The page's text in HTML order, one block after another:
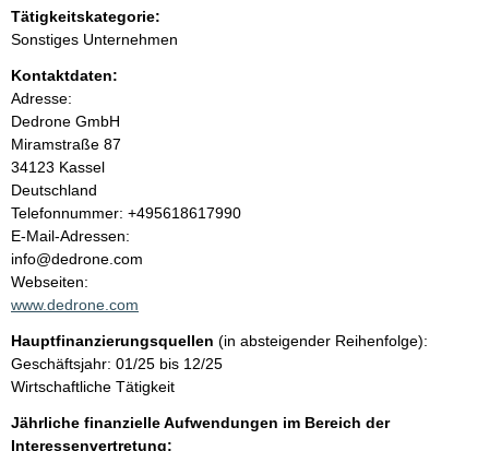
n
i
n
h
a
l
t
Tätigkeitskategorie:
Sonstiges Unternehmen
Kontaktdaten:
Adresse:
Dedrone GmbH
Miramstraße 87
34123 Kassel
Deutschland
K
o
n
t
a
t
i
n
f
o
Telefonnummer: +495618617990
E-Mail-Adressen:
info@dedrone.com
Webseiten:
www.dedrone.com
Hauptfinanzierungsquellen (in absteigender Reihenfolge):
Geschäftsjahr: 01/25 bis 12/25
Wirtschaftliche Tätigkeit
Jährliche finanzielle Aufwendungen im Bereich der
Interessenvertretung: